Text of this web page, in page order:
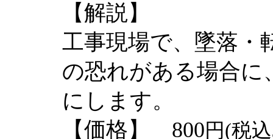
【解説】
工事現場で、墜落・
の恐れがある場合に
にします。
【価格】 800円(税